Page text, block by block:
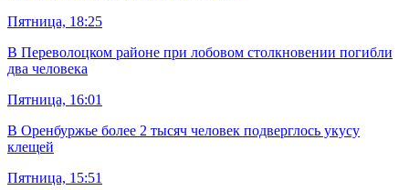
Пятница, 18:25
В Переволоцком районе при лобовом столкновении погибли
два человека
Пятница, 16:01
В Оренбуржье более 2 тысяч человек подверглось укусу
клещей
Пятница, 15:51